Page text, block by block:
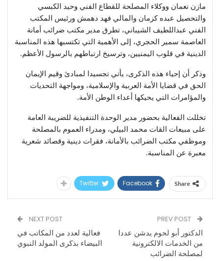
مازن نعمان ووكلاء المصلحة للقطاع الفني وحيد الكبسي
والتحصيل عبده كزمان والمالي فهد دهمش ورئيس المكتب
الفني عبداللطيف الشيباني، تطرق مدير مكتب ضرائب أمانة
العاصمة سمير الحجري، إلى الأهمية التي تكتسبها هذه المناسبة
الدينية في قلوب اليمنيين، وترسيخ ارتباطهم بالرسول الأعظم.
وذكر أن إحياء هذه الذكرى، يأتي تجسيدا لمبادئ وقيم الإيمان
الحق في قضايا الأمة العربية والإسلامية، ومواجهة التحديات
والمؤامرات التي يحيكها أعداء الوطن الأمة.
تخللت الفعالية بحضور مدير الوحدة التنفيذية للضريبة العامة
على مبيعات القات محمد البيلي، ومدراء العموم بالمصلحة
وموظفي مكتب الضرائب بالأمانة، فقرات دينية وقصائد شعرية
معبرة عن المناسبة.
Share
Facebook
Twitter
الدكتور أبو لحوم يدشن عددا
من الخدمات الالكترونية
لمصلحة الضرائب
NEXT POST
فعالية لعدد من المكاتب في
البيضاء بذكرى المولد النبوي